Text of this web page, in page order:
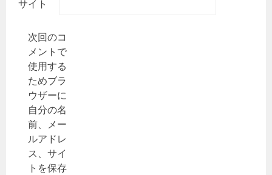
サイト
次回のコ
メントで
使用する
ためブラ
ウザーに
自分の名
前、メー
ルアドレ
ス、サイ
トを保存